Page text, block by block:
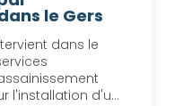
le Gers
dans le
l'installation d'u...